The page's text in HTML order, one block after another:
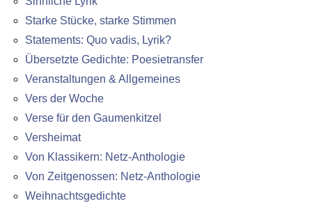
Starke Stücke, starke Stimmen
Statements: Quo vadis, Lyrik?
Übersetzte Gedichte: Poesietransfer
Veranstaltungen & Allgemeines
Vers der Woche
Verse für den Gaumenkitzel
Versheimat
Von Klassikern: Netz-Anthologie
Von Zeitgenossen: Netz-Anthologie
Weihnachtsgedichte